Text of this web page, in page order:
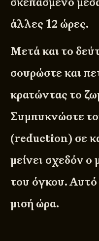
άλλες 12 ώρες.
Μετά και το
σουρώστε και
κρατώντας το
Συμπυκνώστε
(reduction) σε
μείνει σχεδόν ο
του όγκου. Αυτό
μισή ώρα.